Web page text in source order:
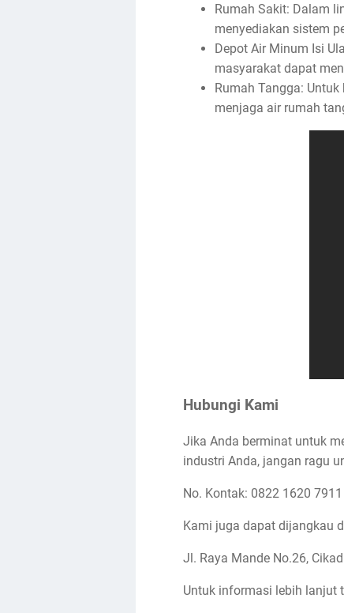
Rumah Sakit: Dalam
menyediakan sistem
Depot Air Minum Isi
masyarakat dapat
Rumah Tangga:
menjaga air rumah
Hubungi Kami
Jika Anda berminat untuk
industri Anda, jangan ragu
No. Kontak: 0822 1620 7911
Kami juga dapat dijangkau
Jl. Raya Mande No.26,
Untuk informasi lebih lanjut